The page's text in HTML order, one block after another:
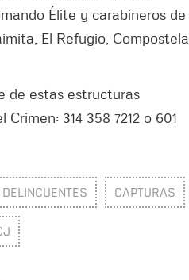
Élite y carabineros de
El Refugio, Compostela
de estas estructuras
314 358 7212 o 601
CAPTURAS